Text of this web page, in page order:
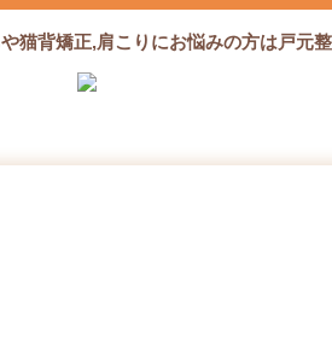
猫背矯正,肩こりにお悩みの方は戸元